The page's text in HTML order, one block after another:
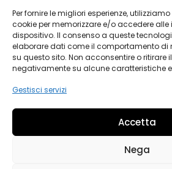
Per fornire le migliori esperienze,
cookie per memorizzare e/o accedere
dispositivo. Il consenso a queste
elaborare dati come il comportamento di
su questo sito. Non acconsentire o ritirare
negativamente su alcune caratteristiche
Gestisci servizi
Accetta
Nega
Cookie Policy (UE)
SHOP
Shop
My account
Wishlist